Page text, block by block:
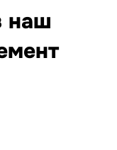
наш